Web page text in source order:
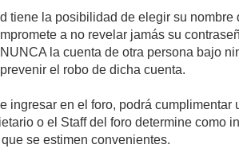
tiene la posibilidad de elegir su
a no revelar jamás su
la cuenta de otra persona bajo
el robo de dicha cuenta.
ingresar en el foro, podrá
o el Staff del foro determine como
se estimen convenientes.